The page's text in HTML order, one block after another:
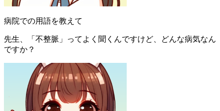
病院での用語を教えて
先生、「不整脈」ってよく聞くんですけど、どんな病気なん
ですか？